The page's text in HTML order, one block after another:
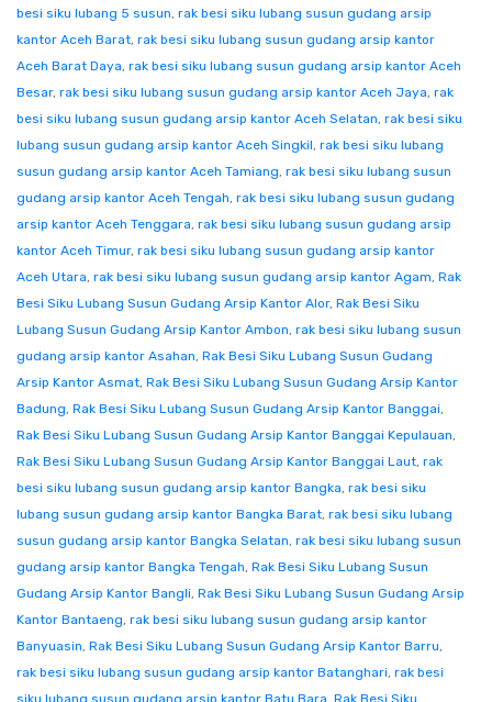
besi siku lubang 5 susun, rak besi siku lubang susun gudang arsip
kantor Aceh Barat, rak besi siku lubang susun gudang arsip kantor
Aceh Barat Daya, rak besi siku lubang susun gudang arsip kantor Aceh
Besar, rak besi siku lubang susun gudang arsip kantor Aceh Jaya, rak
besi siku lubang susun gudang arsip kantor Aceh Selatan, rak besi siku
lubang susun gudang arsip kantor Aceh Singkil, rak besi siku lubang
susun gudang arsip kantor Aceh Tamiang, rak besi siku lubang susun
gudang arsip kantor Aceh Tengah, rak besi siku lubang susun gudang
arsip kantor Aceh Tenggara, rak besi siku lubang susun gudang arsip
kantor Aceh Timur, rak besi siku lubang susun gudang arsip kantor
Aceh Utara, rak besi siku lubang susun gudang arsip kantor Agam, Rak
Besi Siku Lubang Susun Gudang Arsip Kantor Alor, Rak Besi Siku
Lubang Susun Gudang Arsip Kantor Ambon, rak besi siku lubang susun
gudang arsip kantor Asahan, Rak Besi Siku Lubang Susun Gudang
Arsip Kantor Asmat, Rak Besi Siku Lubang Susun Gudang Arsip Kantor
Badung, Rak Besi Siku Lubang Susun Gudang Arsip Kantor Banggai,
Rak Besi Siku Lubang Susun Gudang Arsip Kantor Banggai Kepulauan,
Rak Besi Siku Lubang Susun Gudang Arsip Kantor Banggai Laut, rak
besi siku lubang susun gudang arsip kantor Bangka, rak besi siku
lubang susun gudang arsip kantor Bangka Barat, rak besi siku lubang
susun gudang arsip kantor Bangka Selatan, rak besi siku lubang susun
gudang arsip kantor Bangka Tengah, Rak Besi Siku Lubang Susun
Gudang Arsip Kantor Bangli, Rak Besi Siku Lubang Susun Gudang Arsip
Kantor Bantaeng, rak besi siku lubang susun gudang arsip kantor
Banyuasin, Rak Besi Siku Lubang Susun Gudang Arsip Kantor Barru,
rak besi siku lubang susun gudang arsip kantor Batanghari, rak besi
siku lubang susun gudang arsip kantor Batu Bara, Rak Besi Siku